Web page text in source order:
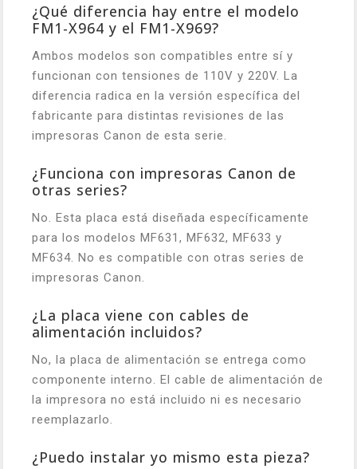
¿Qué diferencia hay entre el modelo
FM1-X964 y el FM1-X969?
Ambos modelos son compatibles entre sí y
funcionan con tensiones de 110V y 220V. La
diferencia radica en la versión específica del
fabricante para distintas revisiones de las
impresoras Canon de esta serie.
¿Funciona con impresoras Canon de
otras series?
No. Esta placa está diseñada específicamente
para los modelos MF631, MF632, MF633 y
MF634. No es compatible con otras series de
impresoras Canon.
¿La placa viene con cables de
alimentación incluidos?
No, la placa de alimentación se entrega como
componente interno. El cable de alimentación de
la impresora no está incluido ni es necesario
reemplazarlo.
¿Puedo instalar yo mismo esta pieza?